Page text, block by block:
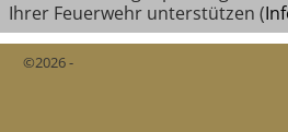
Ihrer Feuerwehr unterstützen (
©2026 -